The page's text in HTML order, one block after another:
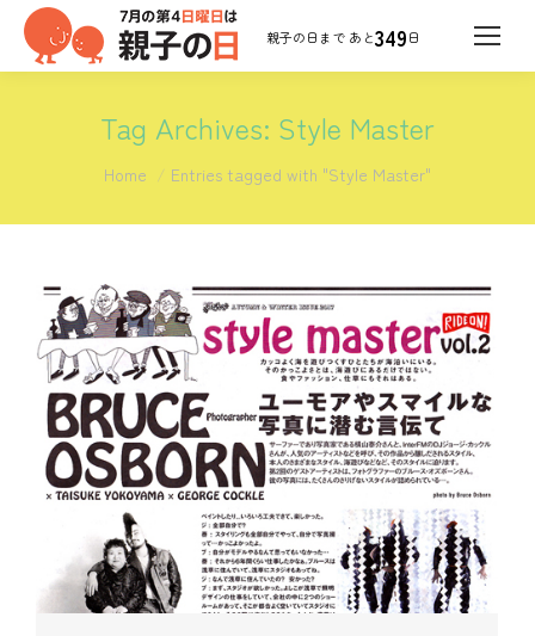
349日
Tag Archives: Style Master
You are here:
Home Entries tagged with "Style Master"